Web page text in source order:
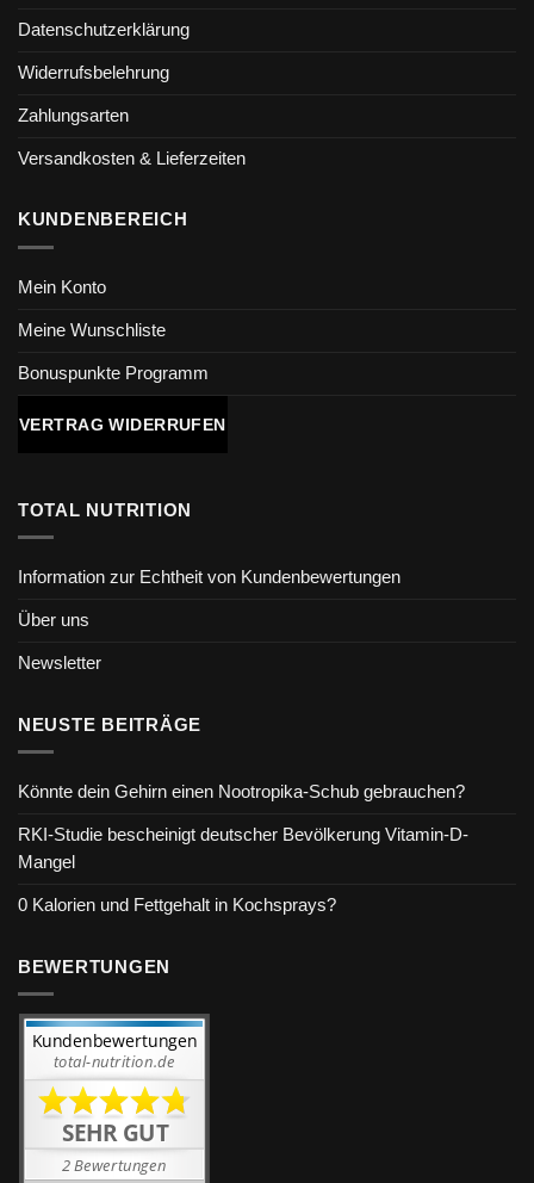
Datenschutzerklärung
Widerrufsbelehrung
Zahlungsarten
Versandkosten & Lieferzeiten
KUNDENBEREICH
Mein Konto
Meine Wunschliste
Bonuspunkte Programm
VERTRAG WIDERRUFEN
TOTAL NUTRITION
Information zur Echtheit von Kundenbewertungen
Über uns
Newsletter
NEUSTE BEITRÄGE
Könnte dein Gehirn einen Nootropika-Schub gebrauchen?
RKI-Studie bescheinigt deutscher Bevölkerung Vitamin-D-
Mangel
0 Kalorien und Fettgehalt in Kochsprays?
BEWERTUNGEN